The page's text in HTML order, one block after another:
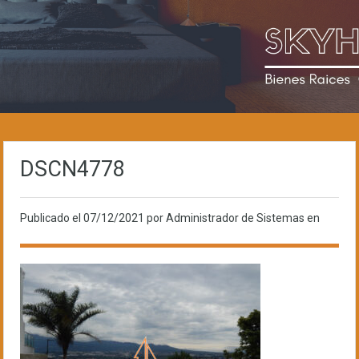
DSCN4778
Publicado el 07/12/2021 por Administrador de Sistemas en